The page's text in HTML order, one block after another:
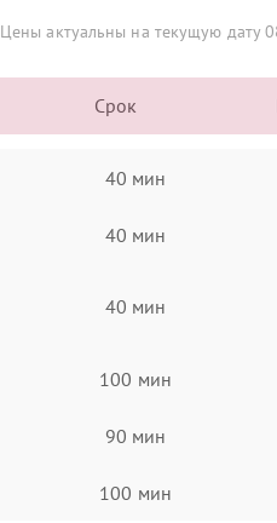
Цены актуальны на текущую дату
Срок
40 мин
40 мин
40 мин
100 мин
90 мин
100 мин